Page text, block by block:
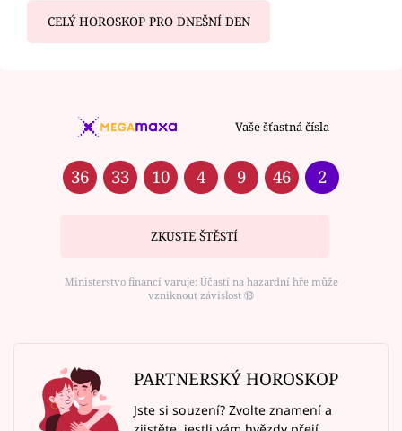
CELÝ HOROSKOP PRO DNEŠNÍ DEN
Vaše šťastná čísla
36 33 10 4 9 46 2
ZKUSTE ŠTĚSTÍ
Ministerstvo financí varuje: Účastí na hazardní hře může
vzniknout závislost ⑱
PARTNERSKÝ HOROSKOP
Jste si souzení? Zvolte znamení a